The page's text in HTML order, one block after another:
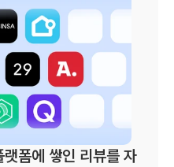
폼에 쌓인 리뷰를 자